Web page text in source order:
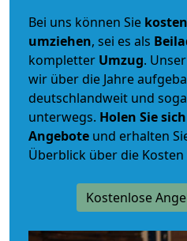
Bei uns können Sie
umziehen, sei es als
kompletter Umzug.
wir über die Jahre
deutschlandweit und
unterwegs. Holen Sie
Angebote und erhalten
Überblick über die
Kostenlose